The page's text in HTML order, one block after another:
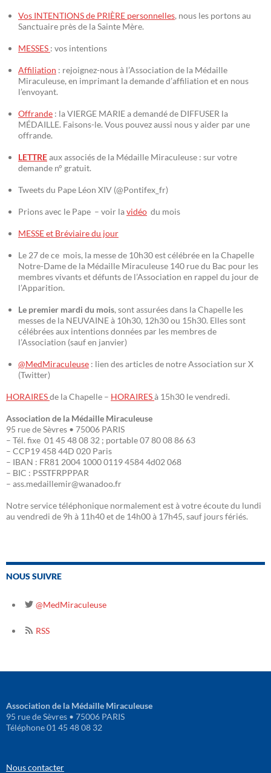
Vos INTENTIONS de PRIÈRE personnelles, nous les portons au
Sanctuaire près de la Sainte Mère.
MESSES : vos intentions
Affiliation : rejoignez-nous à l’Association de la Médaille
Miraculeuse, en imprimant la demande d’affiliation et en nous
l’envoyant.
Offrande : la VIERGE MARIE a demandé de DIFFUSER la
MÉDAILLE. Faisons-le. Vous pouvez aussi nous y aider par une
offrande.
LETTREaux associés de la Médaille Miraculeuse : sur votre
demande n° gratuit.
Tweets du Pape Léon XIV (@Pontifex_fr)
Prions avec le Pape – voir lavidéo du mois
MESSE et Bréviaire du jour
Le 27 de ce mois, la messe de 10h30 est célébrée en la Chapelle
Notre-Dame de la Médaille Miraculeuse 140 rue du Bac pour les
membres vivants et défunts de l’Association en rappel du jour de
l’Apparition.
Le premier mardi du mois, sont assurées dans la Chapelle les
messes de la NEUVAINE à 10h30, 12h30 ou 15h30. Elles sont
célébrées aux intentions données par les membres de
l’Association (sauf en janvier)
@MedMiraculeuse : lien des articles de notre Association sur X
(Twitter)
HORAIRESde la Chapelle – HORAIRESà 15h30 le vendredi.
Association de la Médaille Miraculeuse
95 rue de Sèvres • 75006 PARIS
– Tél. fixe 01 45 48 08 32 ; portable 07 80 08 86 63
– CCP19 458 44D 020 Paris
– IBAN : FR81 2004 1000 0119 4584 4d02 068
– BIC : PSSTFRPPPAR
– ass.medaillemir@wanadoo.fr
Notre service téléphonique normalement est à votre écoute du lundi
au vendredi de 9h à 11h40 et de 14h00 à 17h45, sauf jours fériés.
NOUS SUIVRE
@MedMiraculeuse
RSS
Association de la Médaille Miraculeuse
95 rue de Sèvres • 75006 PARIS
Téléphone 01 45 48 08 32
Nous contacter